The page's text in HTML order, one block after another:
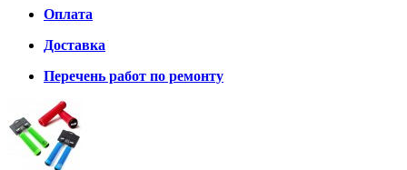
Оплата
Доставка
Перечень работ по ремонту